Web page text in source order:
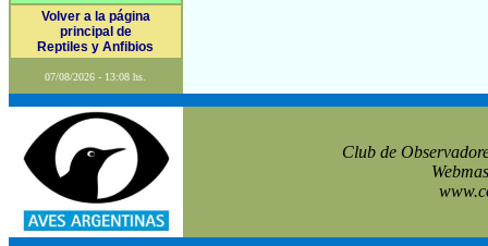
Volver a la página
principal de
Reptiles y Anfibios
07/08/2026 - 13:08 hs.
Club de